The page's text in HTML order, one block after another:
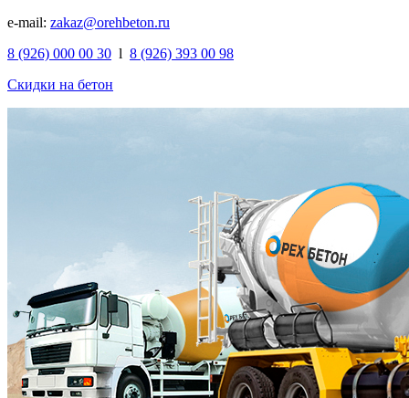
e-mail: zakaz@orehbeton.ru
8 (926) 000 00 30 l 8 (926) 393 00 98
Скидки на бетон